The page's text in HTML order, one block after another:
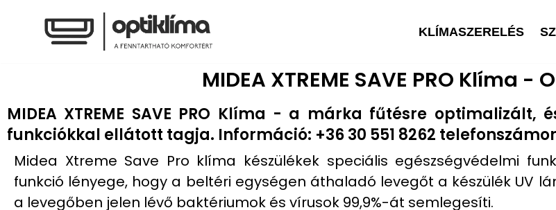
KLÍMASZERELÉS
MIDEA XTREME SAVE PRO Klíma
MIDEA XTREME SAVE PRO Klíma - a márka fűtésre optimalizált,
funkciókkal ellátott tagja. Információ: +36 30 551 8262
Midea Xtreme Save Pro klíma készülékek speciális egészségvédelmi
funkció lényege, hogy a beltéri egységen áthaladó levegőt a készülék UV
a levegőben jelen lévő baktériumok és vírusok 99,9%-át semlegesíti.